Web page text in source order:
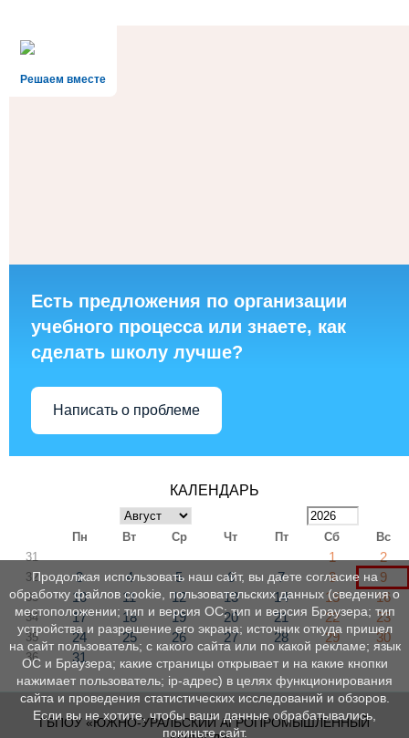
Решаем вместе
Есть предложения по организации
учебного процесса или знаете, как
сделать школу лучше?
Написать о проблеме
КАЛЕНДАРЬ
Пн Вт Ср Чт Пт Сб
Вс
31
1 2
32 3 4 5 6 7 8 9
33 10 11 12 13 14 15 16
34 17 18 19 20 21 22 23
35 24 25 26 27 28 29 30
36 31
ГБПОУ «ЮЖНО-УРАЛЬСКИЙ АГРОПРОМЫШЛЕННЫЙ
Продолжая использовать наш сайт, вы даете согласие на
обработку файлов cookie, пользовательских данных (сведения о
местоположении; тип и версия ОС; тип и версия Браузера; тип
устройства и разрешение его экрана; источник откуда пришел
на сайт пользователь; с какого сайта или по какой рекламе; язык
ОС и Браузера; какие страницы открывает и на какие кнопки
нажимает пользователь; ip-адрес) в целях функционирования
сайта и проведения статистических исследований и обзоров.
Если вы не хотите, чтобы ваши данные обрабатывались,
покиньте сайт.